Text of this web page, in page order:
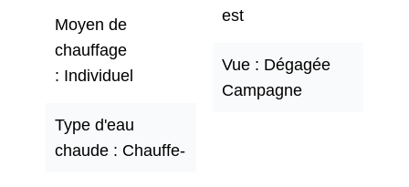
Moyen de
chauffage
Individuel
Type d'eau
chaude
Chauffe-
est
Vue
Dégagée
Campagne